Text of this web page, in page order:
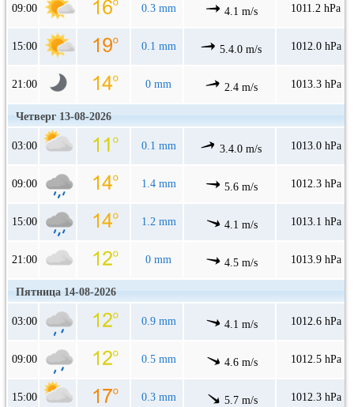
09:00 0.3 mm 4.1 m/s 1011.2 hPa
15:00 0.1 mm 5.4.0 m/s 1012.0 hPa
21:00 0 mm 2.4 m/s 1013.3 hPa
Четверг 13-08-2026
03:00 0.1 mm 3.4.0 m/s 1013.0 hPa
09:00 1.4 mm 5.6 m/s 1012.3 hPa
15:00 1.2 mm 4.1 m/s 1013.1 hPa
21:00 0 mm 4.5 m/s 1013.9 hPa
Пятница 14-08-2026
03:00 0.9 mm 4.1 m/s 1012.6 hPa
09:00 0.5 mm 4.6 m/s 1012.5 hPa
15:00 0.3 mm 5.7 m/s 1012.3 hPa